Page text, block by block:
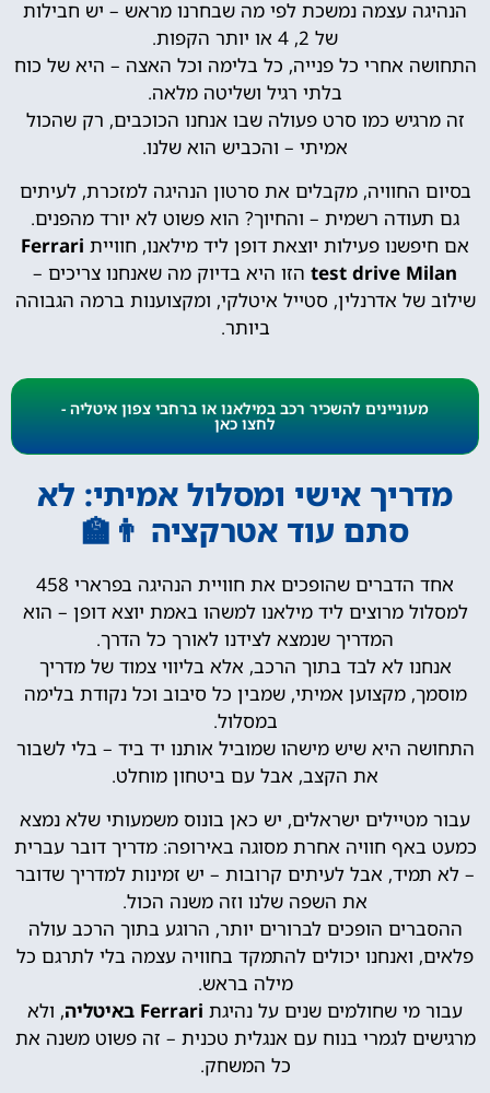
הנהיגה עצמה נמשכת לפי מה שבחרנו מראש – יש חבילות
של 2, 4 או יותר הקפות.
התחושה אחרי כל פנייה, כל בלימה וכל האצה – היא של כוח
בלתי רגיל ושליטה מלאה.
זה מרגיש כמו סרט פעולה שבו אנחנו הכוכבים, רק שהכול
אמיתי – והכביש הוא שלנו.
בסיום החוויה, מקבלים את סרטון הנהיגה למזכרת, לעיתים
גם תעודה רשמית – והחיוך? הוא פשוט לא יורד מהפנים.
אם חיפשנו פעילות יוצאת דופן ליד מילאנו, חוויית Ferrari
test drive Milan הזו היא בדיוק מה שאנחנו צריכים –
שילוב של אדרנלין, סטייל איטלקי, ומקצוענות ברמה הגבוהה
ביותר.
מעוניינים להשכיר רכב במילאנו או ברחבי צפון איטליה -
לחצו כאן
מדריך אישי ומסלול אמיתי: לא
סתם עוד אטרקציה 👨‍🏫
אחד הדברים שהופכים את חוויית הנהיגה בפרארי 458
למסלול מרוצים ליד מילאנו למשהו באמת יוצא דופן – הוא
המדריך שנמצא לצידנו לאורך כל הדרך.
אנחנו לא לבד בתוך הרכב, אלא בליווי צמוד של מדריך
מוסמך, מקצוען אמיתי, שמבין כל סיבוב וכל נקודת בלימה
במסלול.
התחושה היא שיש מישהו שמוביל אותנו יד ביד – בלי לשבור
את הקצב, אבל עם ביטחון מוחלט.
עבור מטיילים ישראלים, יש כאן בונוס משמעותי שלא נמצא
כמעט באף חוויה אחרת מסוגה באירופה: מדריך דובר עברית
– לא תמיד, אבל לעיתים קרובות – יש זמינות למדריך שדובר
את השפה שלנו וזה משנה הכול.
ההסברים הופכים לברורים יותר, הרוגע בתוך הרכב עולה
פלאים, ואנחנו יכולים להתמקד בחוויה עצמה בלי לתרגם כל
מילה בראש.
עבור מי שחולמים שנים על נהיגת Ferrari באיטליה
, ולא
מרגישים לגמרי בנוח עם אנגלית טכנית – זה פשוט משנה את
כל המשחק.